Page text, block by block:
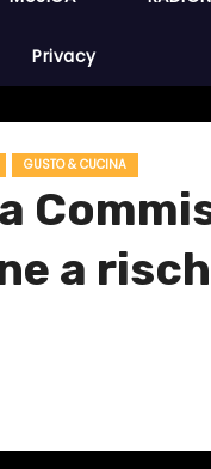
Privacy
GUSTO & CUCINA
a